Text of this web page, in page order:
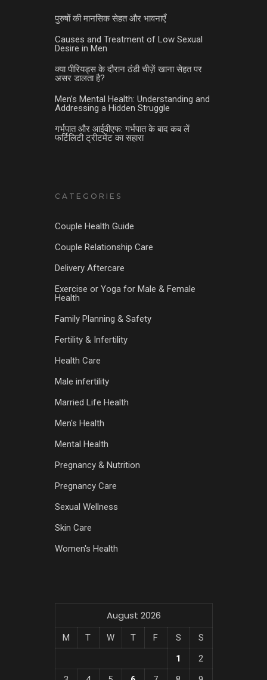
पुरुषों की मानसिक सेहत और भावनाएँ
Causes and Treatment of Low Sexual
Desire in Men
क्या पीरियड्स के दौरान ठंडी चीज़ें खाना सेहत पर
असर डालता है?
Men’s Mental Health: Understanding and
Addressing a Hidden Struggle
गर्भपात और आईवीएफ: गर्भपात के बाद कब लें
फर्टिलिटी ट्रीटमेंट का सहारा
CATEGORIES
Couple Health Guide
Couple Relationship Care
Delivery Aftercare
Exercise or Yoga for Male & Female
Health
Family Planning & Safety
Fertility & Infertility
Health Care
Male infertility
Married Life Health
Men's Health
Mental Health
Pregnancy & Nutrition
Pregnancy Care
Sexual Wellness
Skin Care
Women's Health
August 2026
M T W T F S
S
1
2